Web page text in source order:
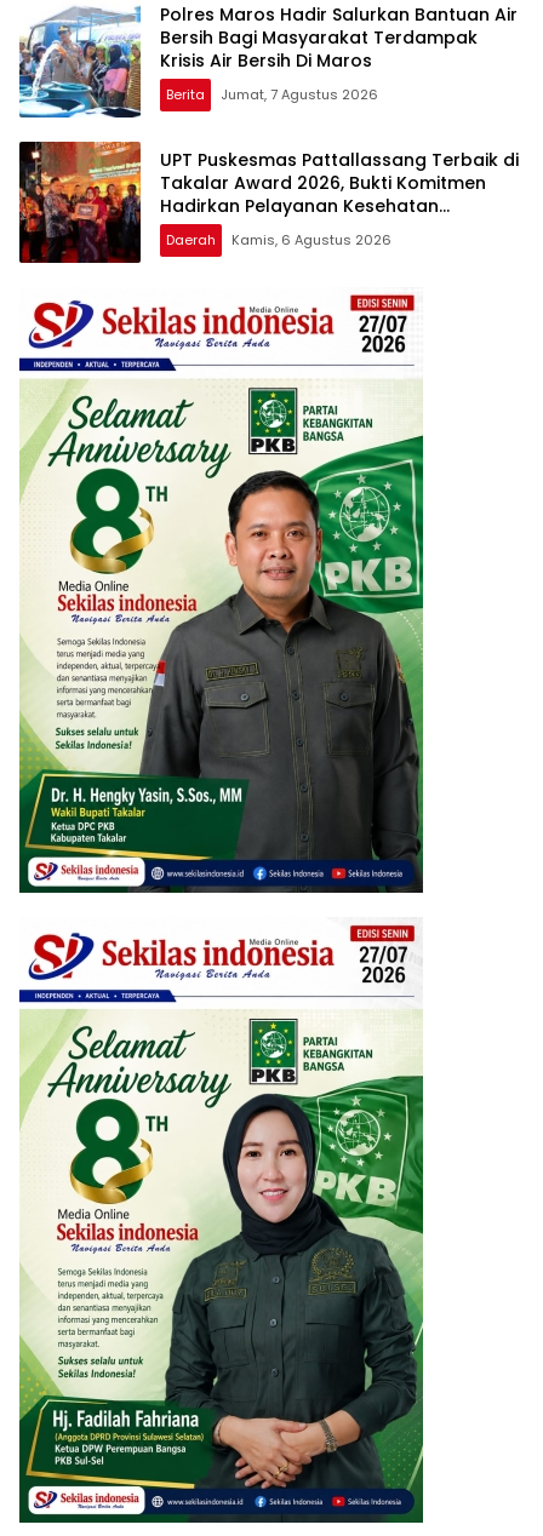
Polres Maros Hadir Salurkan Bantuan Air
Bersih Bagi Masyarakat Terdampak
Krisis Air Bersih Di Maros
Berita Jumat, 7 Agustus 2026
UPT Puskesmas Pattallassang Terbaik di
Takalar Award 2026, Bukti Komitmen
Hadirkan Pelayanan Kesehatan
Berkualitas
Daerah Kamis, 6 Agustus 2026